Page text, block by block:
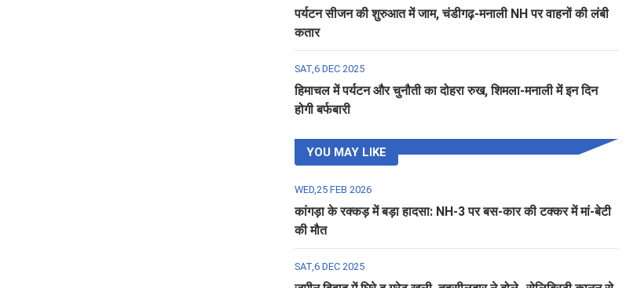
पर्यटन सीजन की शुरुआत में जाम, चंडीगढ़-मनाली NH पर वाहनों की लंबी
कतार
SAT,6 DEC 2025
हिमाचल में पर्यटन और चुनौती का दोहरा रुख, शिमला-मनाली में इन दिन
होगी बर्फबारी
YOU MAY LIKE
WED,25 FEB 2026
कांगड़ा के रक्कड़ में बड़ा हादसा: NH-3 पर बस-कार की टक्कर में मां-बेटी
की मौत
SAT,6 DEC 2025